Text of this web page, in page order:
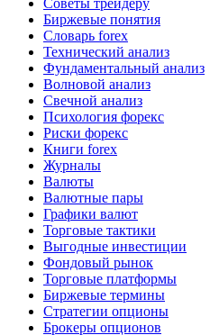
Советы трейдеру
Биржевые понятия
Словарь forex
Технический анализ
Фундаментальный анализ
Волновой анализ
Свечной анализ
Психология форекс
Риски форекс
Книги forex
Журналы
Валюты
Валютные пары
Графики валют
Торговые тактики
Выгодные инвестиции
Фондовый рынок
Торговые платформы
Биржевые термины
Стратегии опционы
Брокеры опционов